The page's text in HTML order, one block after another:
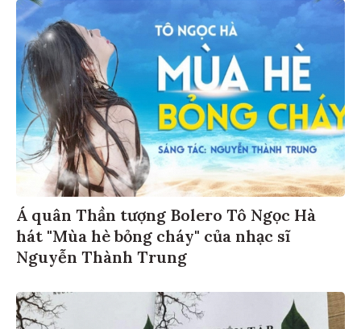
Á quân Thần tượng Bolero Tô Ngọc Hà
hát "Mùa hè bỏng cháy" của nhạc sĩ
Nguyễn Thành Trung